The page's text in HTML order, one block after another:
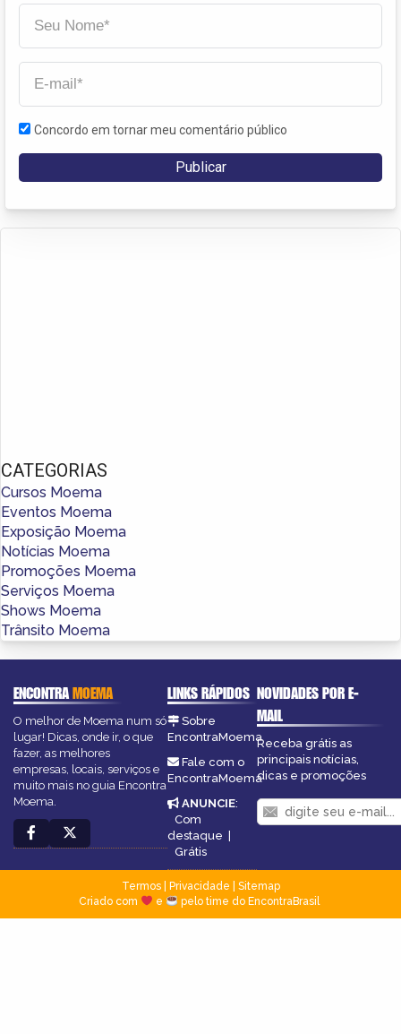
Concordo em tornar meu comentário público
CATEGORIAS
Cursos Moema
Eventos Moema
Exposição Moema
Notícias Moema
Promoções Moema
Serviços Moema
Shows Moema
Trânsito Moema
ENCONTRAMOEMA
O melhor de Moema num só
lugar! Dicas, onde ir, o que
fazer, as melhores
empresas, locais, serviços e
muito mais no guia Encontra
Moema.
LINKS RÁPIDOS
Sobre
EncontraMoema
Fale com o
EncontraMoema
ANUNCIE:
Com
destaque
Grátis
NOVIDADES POR E-
MAIL
Receba grátis as
principais notícias,
dicas e promoções
Termos| Privacidade
Sitemap
Criado com
e pelo time do EncontraBrasil